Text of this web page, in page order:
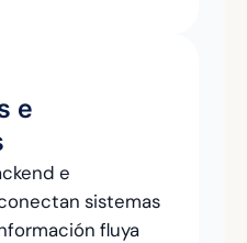
e
e
sistemas
fluya